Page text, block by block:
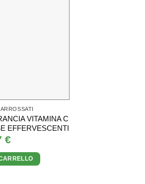
VITAMINA C
EFFERVESCENTI
€
attuale
è:
21,57 €.